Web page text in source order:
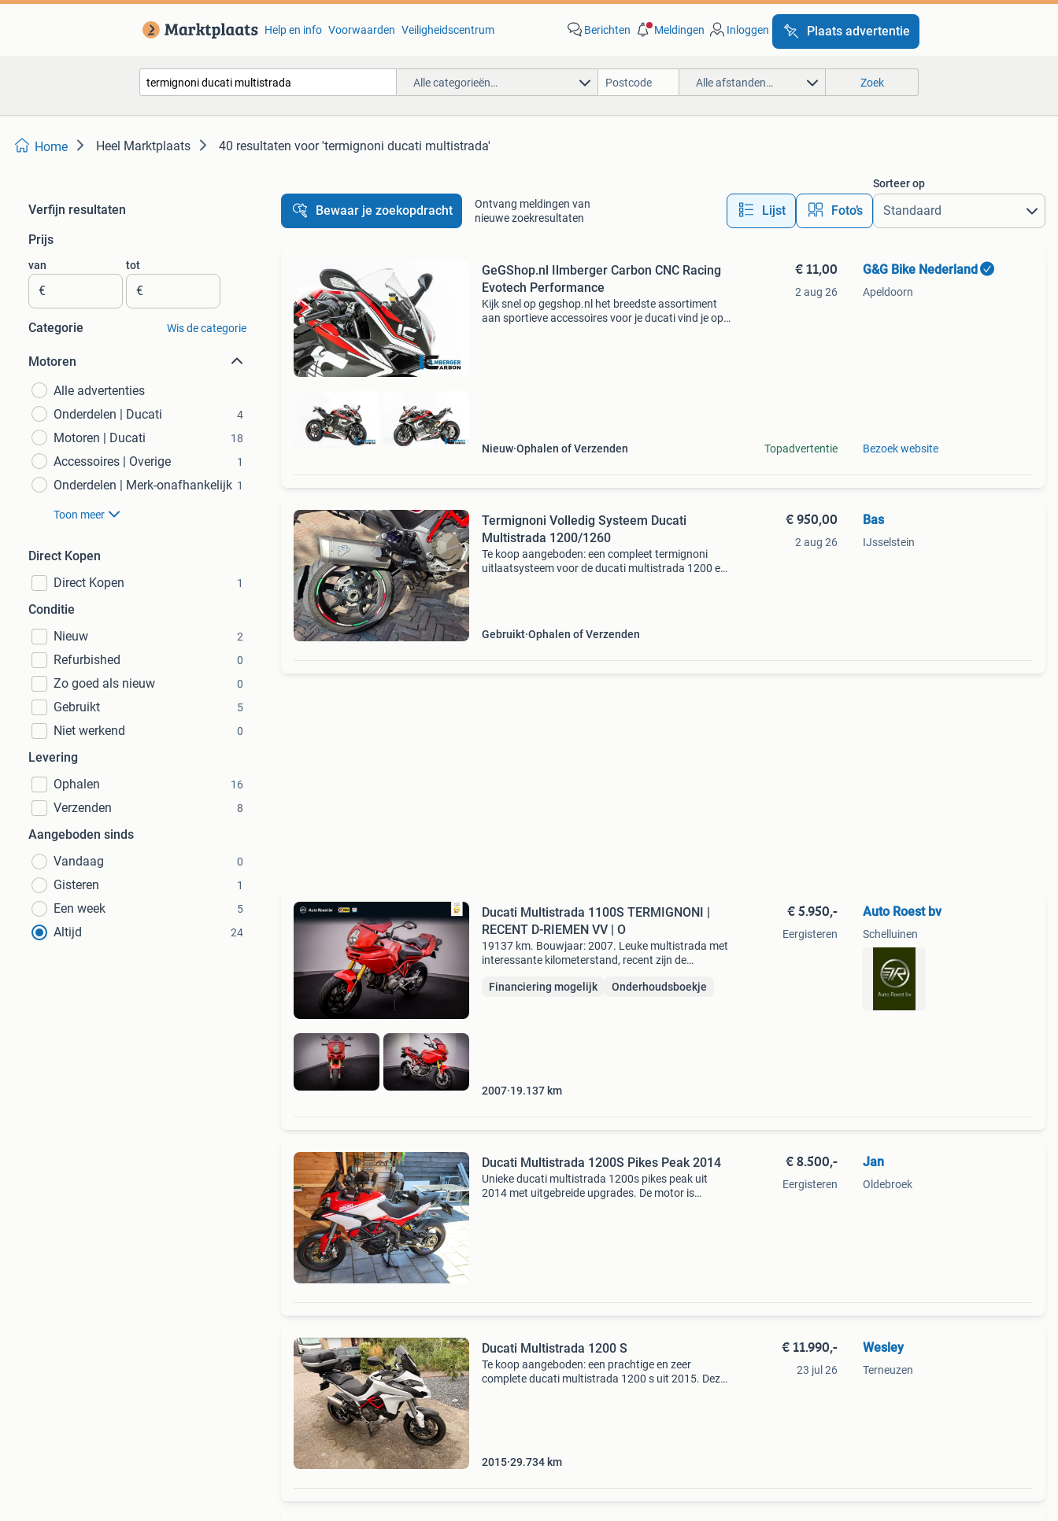
Help en info Voorwaarden Veiligheidscentrum Berichten Meldingen Inloggen Plaats advertentie
Alle categorieën… Alle afstanden… Zoek
Home Heel Marktplaats 40 resultaten voor 'termignoni ducati multistrada'
Verfijn resultaten
Prijs
van
€
tot
€
Categorie Wis de categorie
Motoren
Alle advertenties
Onderdelen | Ducati
4
Motoren | Ducati 18
Accessoires | Overige 1
Onderdelen | Merk-onafhankelijk 1
Toon meer
Direct Kopen
Direct Kopen
1
Conditie
Nieuw
2
Refurbished 0
Zo goed als nieuw 0
Gebruikt 5
Niet werkend 0
Levering
Ophalen
16
Verzenden 8
Aangeboden sinds
Vandaag
0
Gisteren 1
Een week 5
Altijd 24
Bewaar je zoekopdracht
Ontvang meldingen van
nieuwe zoekresultaten
Lijst Foto’s
Sorteer op
GeGShop.nl Ilmberger Carbon CNC Racing
Evotech Performance
Kijk snel op gegshop.nl het breedste assortiment
aan sportieve accessoires voor je ducati vind je op
Nieuw Ophalen of Verzenden
€ 11,00
2 aug 26
Topadvertentie
G&G Bike Nederland
Apeldoorn
Bezoek website
Termignoni Volledig Systeem Ducati
Multistrada 1200/1260
Te koop aangeboden: een compleet termignoni
uitlaatsysteem voor de ducati multistrada 1200 en
Gebruikt Ophalen of Verzenden
€ 950,00
2 aug 26
Bas
IJsselstein
Ducati Multistrada 1100S TERMIGNONI |
RECENT D-RIEMEN VV | O
19137 km. Bouwjaar: 2007. Leuke multistrada met
interessante kilometerstand, recent zijn de
onderhoudsbeurt gehad en zijn de bougies
Financiering mogelijk Onderhoudsboekje
2007 19.137 km
€ 5.950,-
Eergisteren
Auto Roest bv
Schelluinen
Ducati Multistrada 1200S Pikes Peak 2014
Unieke ducati multistrada 1200s pikes peak uit
2014 met uitgebreide upgrades. De motor is
€ 8.500,-
Eergisteren
Jan
Oldebroek
Ducati Multistrada 1200 S
Te koop aangeboden: een prachtige en zeer
complete ducati multistrada 1200 s uit 2015. Deze
2015 29.734 km
€ 11.990,-
23 jul 26
Wesley
Terneuzen